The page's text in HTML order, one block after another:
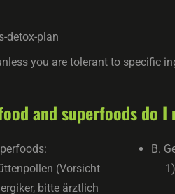
you are tolerant to specific
and superfoods do
(Vorsicht
bitte ärztlich
B.